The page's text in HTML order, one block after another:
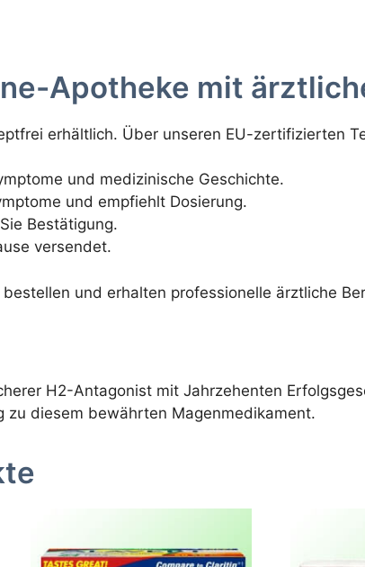
Apotheke mit
erhältlich. Über unseren EU-zertifizierten
und medizinische Geschichte.
und empfiehlt Dosierung.
Bestätigung.
versendet.
und erhalten professionelle ärztliche
H2-Antagonist mit Jahrzehenten
zu diesem bewährten Magenmedikament.